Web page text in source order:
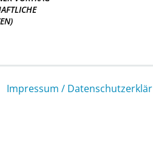
Impressum /